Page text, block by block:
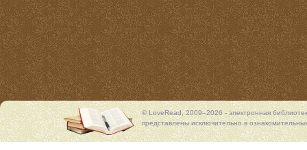
© LoveRead, 2009–2026 - электронная
представлены исключительно в